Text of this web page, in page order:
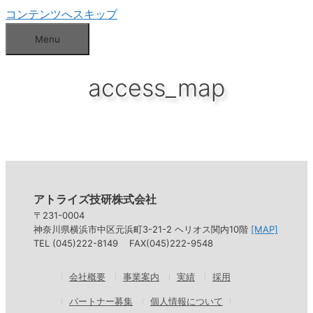
コンテンツへスキップ
Menu
access_map
アトライズ技研株式会社
〒231-0004
神奈川県横浜市中区元浜町3-21-2 ヘリオス関内10階 [MAP]
TEL (045)222-8149 FAX(045)222-9548
会社概要 事業案内 実績 採用
パートナー募集 個人情報について